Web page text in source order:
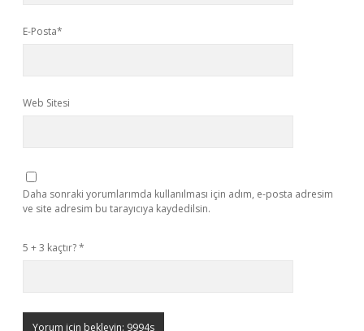
E-Posta*
Web Sitesi
Daha sonraki yorumlarımda kullanılması için adım, e-posta adresim
ve site adresim bu tarayıcıya kaydedilsin.
5 + 3 kaçtır?*